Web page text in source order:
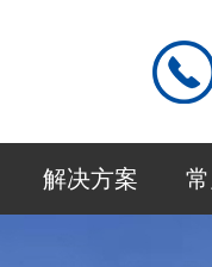
解决方案